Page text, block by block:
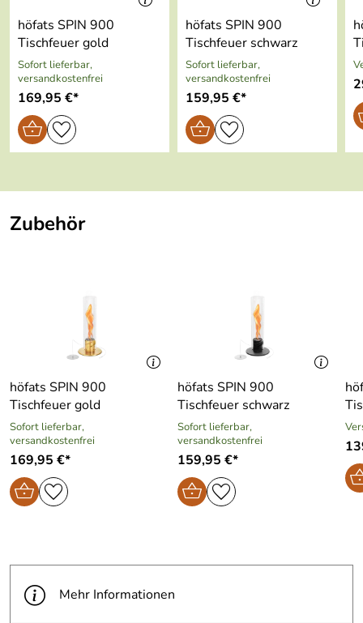
höfats SPIN 900
Tischfeuer gold
Sofort lieferbar,
versandkostenfrei
169,95 €*
höfats SPIN 900
Tischfeuer schwarz
Sofort lieferbar,
versandkostenfrei
159,95 €*
Zubehör
höfats SPIN 900
Tischfeuer gold
Sofort lieferbar,
versandkostenfrei
169,95 €*
höfats SPIN 900
Tischfeuer schwarz
Sofort lieferbar,
versandkostenfrei
159,95 €*
Mehr Informationen